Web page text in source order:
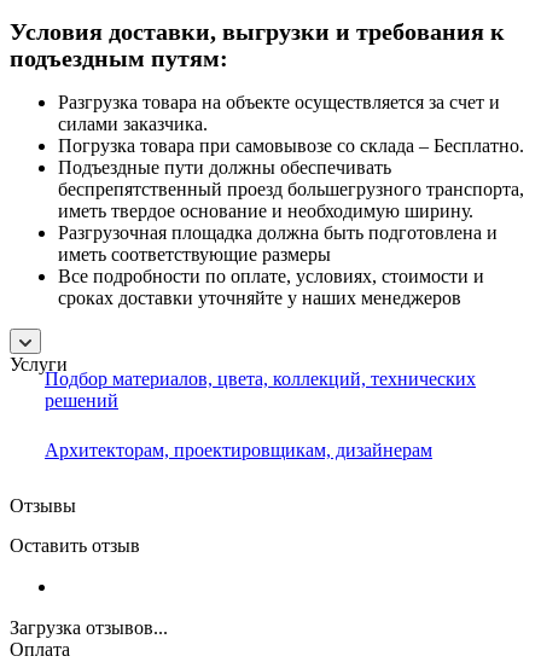
Условия доставки, выгрузки и требования к
подъездным путям:
Разгрузка товара на объекте осуществляется за счет и
силами заказчика.
Погрузка товара при самовывозе со склада – Бесплатно.
Подъездные пути должны обеспечивать
беспрепятственный проезд большегрузного транспорта,
иметь твердое основание и необходимую ширину.
Разгрузочная площадка должна быть подготовлена и
иметь соответствующие размеры
Все подробности по оплате, условиях, стоимости и
сроках доставки уточняйте у наших менеджеров
Услуги
Подбор материалов, цвета, коллекций, технических
решений
Архитекторам, проектировщикам, дизайнерам
Отзывы
Оставить отзыв
Загрузка отзывов...
Оплата